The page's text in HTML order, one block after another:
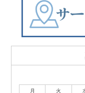
月 火